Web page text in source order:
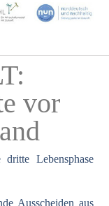
vor
Lebensphase
Ausscheiden aus